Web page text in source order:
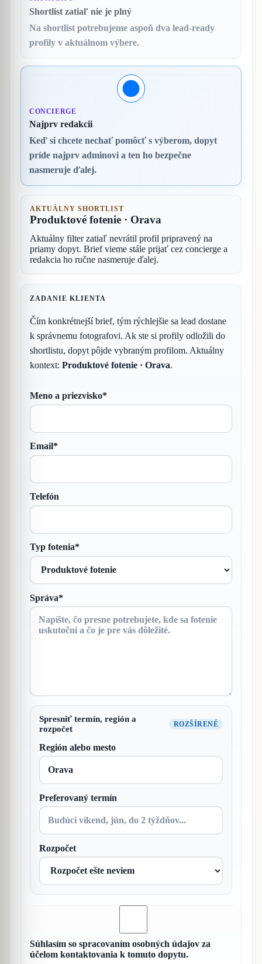
Shortlist zatiaľ nie je plný
Na shortlist potrebujeme aspoň dva lead-ready
profily v aktuálnom výbere.
CONCIERGE
Najprv redakcii
Keď si chcete nechať pomôcť s výberom, dopyt
príde najprv adminovi a ten ho bezpečne
nasmeruje ďalej.
AKTUÁLNY SHORTLIST
Produktové fotenie · Orava
Aktuálny filter zatiaľ nevrátil profil pripravený na
priamy dopyt. Brief vieme stále prijať cez concierge a
redakcia ho ručne nasmeruje ďalej.
ZADANIE KLIENTA
Čím konkrétnejší brief, tým rýchlejšie sa lead dostane
k správnemu fotografovi. Ak ste si profily odložili do
shortlistu, dopyt pôjde vybraným profilom. Aktuálny
kontext: Produktové fotenie · Orava.
Meno a priezvisko*
Email*
Telefón
Typ fotenia*
Správa*
Spresniť termín, región a
rozpočet
Región alebo mesto
Preferovaný termín
Rozpočet
Súhlasím so spracovaním osobných údajov za
účelom kontaktovania k tomuto dopytu.